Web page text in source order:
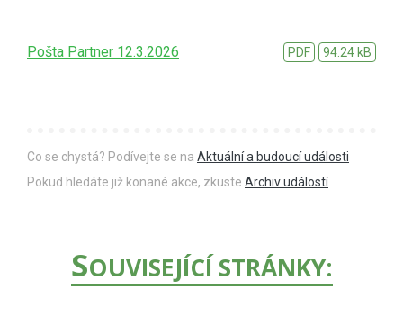
Pošta Partner 12.3.2026 PDF 94.24 kB
Co se chystá? Podívejte se na Aktuální a budoucí události
Pokud hledáte již konané akce, zkuste Archiv událostí
SOUVISEJÍCÍ STRÁNKY: